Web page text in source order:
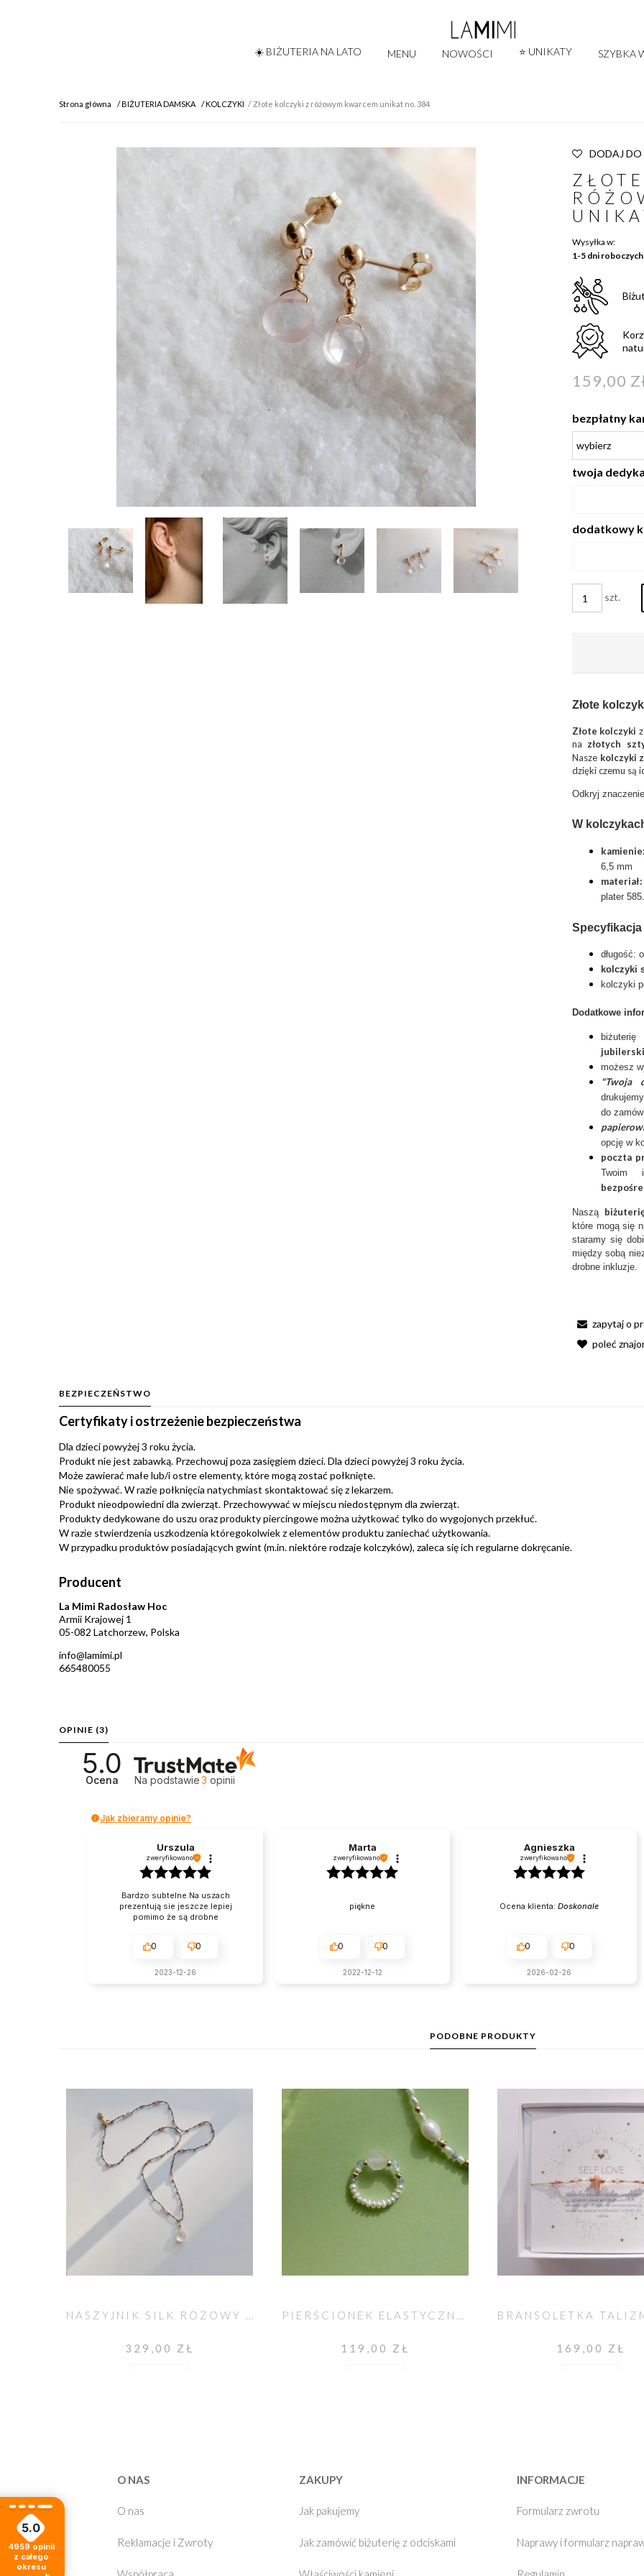
☀️ BIŻUTERIA NA LATO MENU NOWOŚCI ⭐ UNIKATY SZYBKA
Strona główna BIŻUTERIA DAMSKA KOLCZYKI Złote kolczyki z różowym kwarcem unikat no. 384
DODAJ DO
Wysyłka w:
1-5 dni roboczych
159,00
bezpłatny
twoja
dodatkowy
szt.
Złote
Złote kolczyki
na złotych
Naszekolczyki
dzięki czemu są
Odkryj
W
kamienie:
6,5 mm
materiał:
plater
długość:
kolczyki
kolczyki
Dodatkowe
możesz
"Twoja
do
opcję w
poczta
Twoim
Naszą
które mogą się
staramy się
między sobą
drobne inkluzje.
zapytaj o
poleć
BEZPIECZEŃSTWO
Certyfikaty i ostrzeżenie bezpieczeństwa
Dla dzieci powyżej 3 roku życia.
Produkt nie jest zabawką. Przechowuj poza zasięgiem dzieci. Dla dzieci powyżej 3 roku życia.
Może zawierać małe lub/i ostre elementy, które mogą zostać połknięte.
Nie spożywać. W razie połknięcia natychmiast skontaktować się z lekarzem.
Produkt nieodpowiedni dla zwierząt. Przechowywać w miejscu niedostępnym dla zwierząt.
Produkty dedykowane do uszu oraz produkty piercingowe można użytkować tylko do wygojonych przekłuć.
W razie stwierdzenia uszkodzenia któregokolwiek z elementów produktu zaniechać użytkowania.
W przypadku produktów posiadających gwint (m.in. niektóre rodzaje kolczyków), zaleca się ich regularne dokręcanie.
Producent
La Mimi Radosław Hoc
Armii Krajowej 1
05-082 Latchorzew, Polska
info@lamimi.pl
665480055
OPINIE (3)
5.0
Ocena Na podstawie3 opinii
Jak zbieramy opinie?
Urszula
zweryfikowano
Bardzo subtelne.Na uszach
prezentują sie jeszcze lepiej
pomimo że są drobne
0 0
2023-12-26
Marta
zweryfikowano
piękne
0 0
2022-12-12
Agnieszka
zweryfikowano
Ocena klienta:Doskonale
0 0
2026-02-26
PODOBNE PRODUKTY
NASZYJNIK SILK RÓŻOWY KWARC NO. 199
329,00 ZŁ
PIERŚCIONEK ELASTYCZNY JOLLY KWARC RÓŻOWY I APATYT
119,00 ZŁ 169,00 ZŁ
O NAS
O nas
Reklamacje i Zwroty
ZAKUPY
Jak pakujemy
Jak zamówić biżuterię z odciskami
INFORMACJE
Formularz zwrotu
Naprawy i formularz
5.0
4959 opinii
z całego
okresu